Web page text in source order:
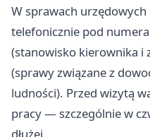
W sprawach
telefonicznie pod
(stanowisko kierownika i
(sprawy związane z
ludności). Przed wizytą
pracy — szczególnie w